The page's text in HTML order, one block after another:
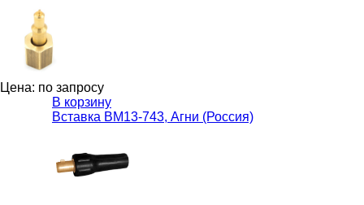
Цена: по запросу
В корзину
Вставка ВМ13-743, Агни (Россия)